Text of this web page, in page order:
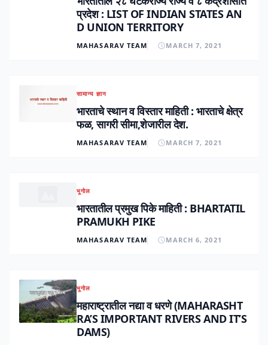
प्रदेश : LIST OF INDIAN STATES AN
D UNION TERRITORY
MAHASARAV TEAM MARCH 7, 2021
सामान्य ज्ञान
भारताचे स्थान व विस्तार माहिती : भारताचे क्षेत्र
फळ, सागरी सीमा,शेजारील देश.
MAHASARAV TEAM MARCH 7, 2021
भूगोल
भारतातील प्रमुख पिके माहिती : BHARTATIL
PRAMUKH PIKE
MAHASARAV TEAM MARCH 6, 2021
भूगोल
महाराष्ट्रातील नद्या व धरणे (MAHARASHT
RA’S IMPORTANT RIVERS AND IT’S
DAMS)